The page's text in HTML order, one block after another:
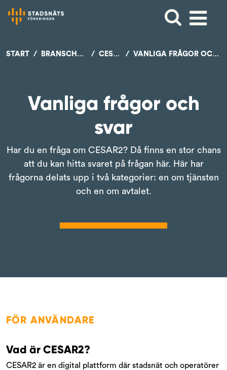
START BRANSCHSTÖD CESAR2 VANLIGA FRÅGOR OCH SVAR
Vanliga frågor och
svar
Har du en fråga om CESAR2? Då finns en stor chans
att du kan hitta svaret på frågan här. Här har
frågorna delats upp i två kategorier: en om tjänsten
och en om avtalet.
FÖR ANVÄNDARE
Vad är CESAR2?
CESAR2 är en digital plattform där stadsnät och operatörer